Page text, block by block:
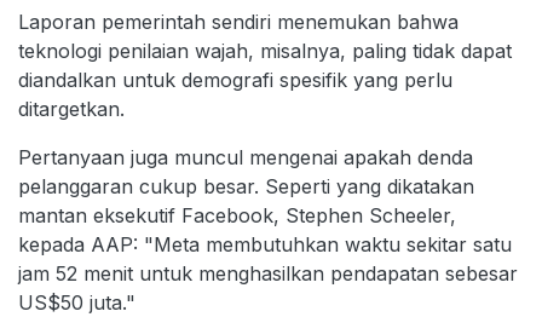
Laporan pemerintah sendiri menemukan bahwa
teknologi penilaian wajah, misalnya, paling tidak dapat
diandalkan untuk demografi spesifik yang perlu
ditargetkan.
Pertanyaan juga muncul mengenai apakah denda
pelanggaran cukup besar. Seperti yang dikatakan
mantan eksekutif Facebook, Stephen Scheeler,
kepada AAP: "Meta membutuhkan waktu sekitar satu
jam 52 menit untuk menghasilkan pendapatan sebesar
US$50 juta."